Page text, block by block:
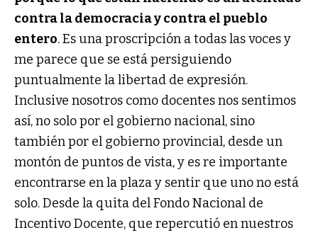
contra la democracia y contra el pueblo
entero. Es una proscripción a todas las voces y
me parece que se está persiguiendo
puntualmente la libertad de expresión.
Inclusive nosotros como docentes nos sentimos
así, no solo por el gobierno nacional, sino
también por el gobierno provincial, desde un
montón de puntos de vista, y es re importante
encontrarse en la plaza y sentir que uno no está
solo. Desde la quita del Fondo Nacional de
Incentivo Docente, que repercutió en nuestros